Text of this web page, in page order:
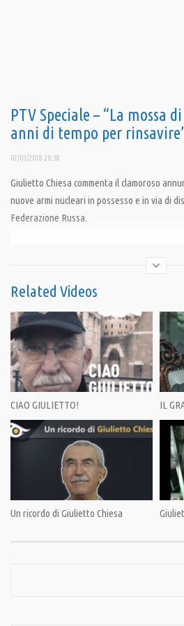
PTV Speciale – “La mossa
anni di tempo per
07/03/2018 20:38
Giulietto Chiesa commenta il clamoroso
nuove armi nucleari in possesso e in via di
Federazione Russa.
Category: PrimoPiano
Speciali
Tags:ABM,Armi nucleari Deterrenza Nucleare
Related Videos
CIAO GIULIETTO! IL
Un ricordo di Giulietto Chiesa